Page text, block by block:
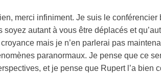
merci infiniment. Je suis le
autant à vous être déplacés et
mais je n’en parlerai pas
paranormaux. Je pense que ce
et je pense que Rupert l’a